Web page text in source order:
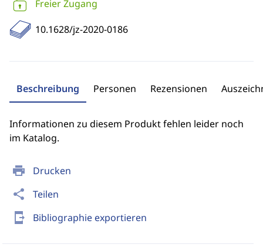
print Drucken
share Teilen
send_to_mobile Bibliographie exportieren
Freier Zugang
10.1628/jz-2020-0186
Beschreibung Personen Rezensionen
Informationen zu diesem Produkt fehlen leider noch
im Katalog.